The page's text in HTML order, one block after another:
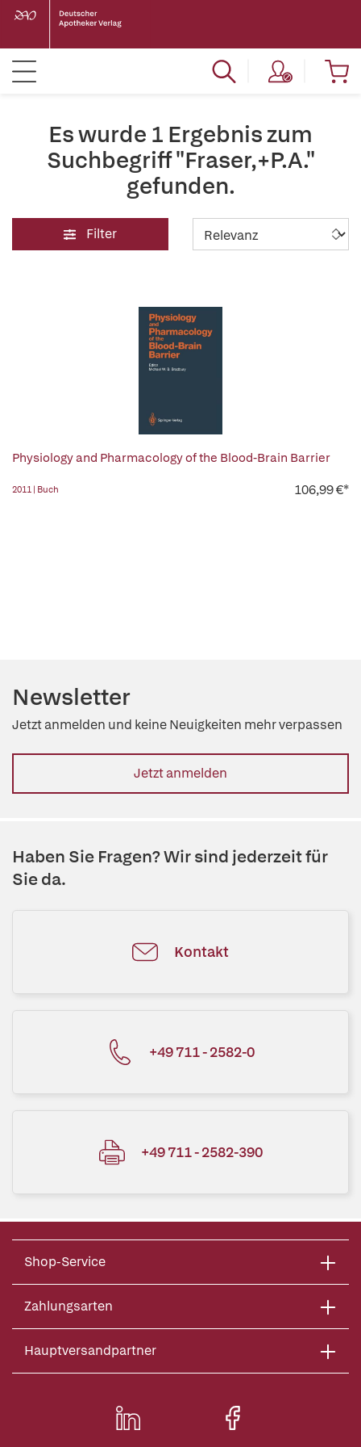
Es wurde 1 Ergebnis zum
Suchbegriff "Fraser,+P.A."
gefunden.
Filter
Physiology and Pharmacology of the Blood-Brain Barrier
2011 | Buch 106,99 €*
Newsletter
Jetzt anmelden und keine Neuigkeiten mehr verpassen
Jetzt anmelden
Haben Sie Fragen? Wir sind jederzeit für
Sie da.
Kontakt
+49 711 - 2582-0
+49 711 - 2582-390
Shop-Service
Zahlungsarten
Hauptversandpartner